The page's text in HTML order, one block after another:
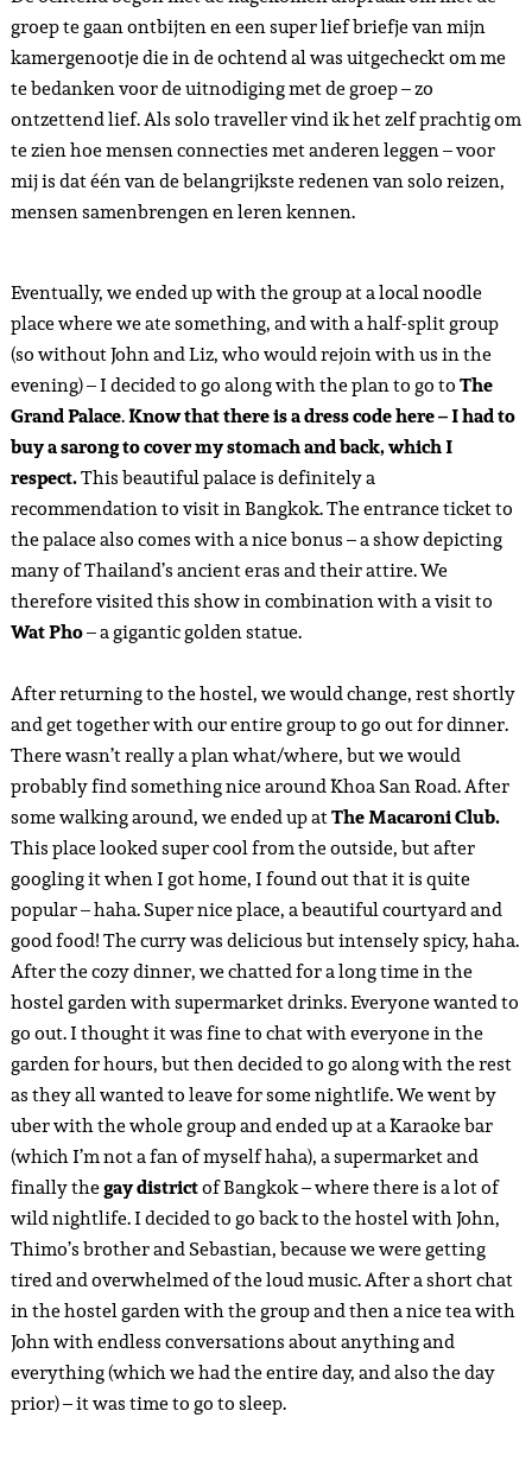
groep te gaan ontbijten en een super lief briefje van mijn
kamergenootje die in de ochtend al was uitgecheckt om me
te bedanken voor de uitnodiging met de groep – zo
ontzettend lief. Als solo traveller vind ik het zelf prachtig om
te zien hoe mensen connecties met anderen leggen – voor
mij is dat één van de belangrijkste redenen van solo reizen,
mensen samenbrengen en leren kennen.
Eventually, we ended up with the group at a local noodle
place where we ate something, and with a half-split group
(so without John and Liz, who would rejoin with us in the
evening) – I decided to go along with the plan to go toThe
Grand Palace.Know that there is a dress code here – I had to
buy a sarong to cover my stomach and back, which I
respect.This beautiful palace is definitely a
recommendation to visit in Bangkok. The entrance ticket to
the palace also comes with a nice bonus – a show depicting
many of Thailand’s ancient eras and their attire. We
therefore visited this show in combination with a visit to
Wat Pho– a gigantic golden statue.
After returning to the hostel, we would change, rest shortly
and get together with our entire group to go out for dinner.
There wasn’t really a plan what/where, but we would
probably find something nice around Khoa San Road. After
some walking around, we ended up atThe Macaroni Club.
This place looked super cool from the outside, but after
googling it when I got home, I found out that it is quite
popular – haha. Super nice place, a beautiful courtyard and
good food! The curry was delicious but intensely spicy, haha.
After the cozy dinner, we chatted for a long time in the
hostel garden with supermarket drinks. Everyone wanted to
go out. I thought it was fine to chat with everyone in the
garden for hours, but then decided to go along with the rest
as they all wanted to leave for some nightlife. We went by
uber with the whole group and ended up at a Karaoke bar
(which I’m not a fan of myself haha), a supermarket and
finally thegay districtof Bangkok – where there is a lot of
wild nightlife. I decided to go back to the hostel with John,
Thimo’s brother and Sebastian, because we were getting
tired and overwhelmed of the loud music. After a short chat
in the hostel garden with the group and then a nice tea with
John with endless conversations about anything and
everything (which we had the entire day, and also the day
prior) – it was time to go to sleep.